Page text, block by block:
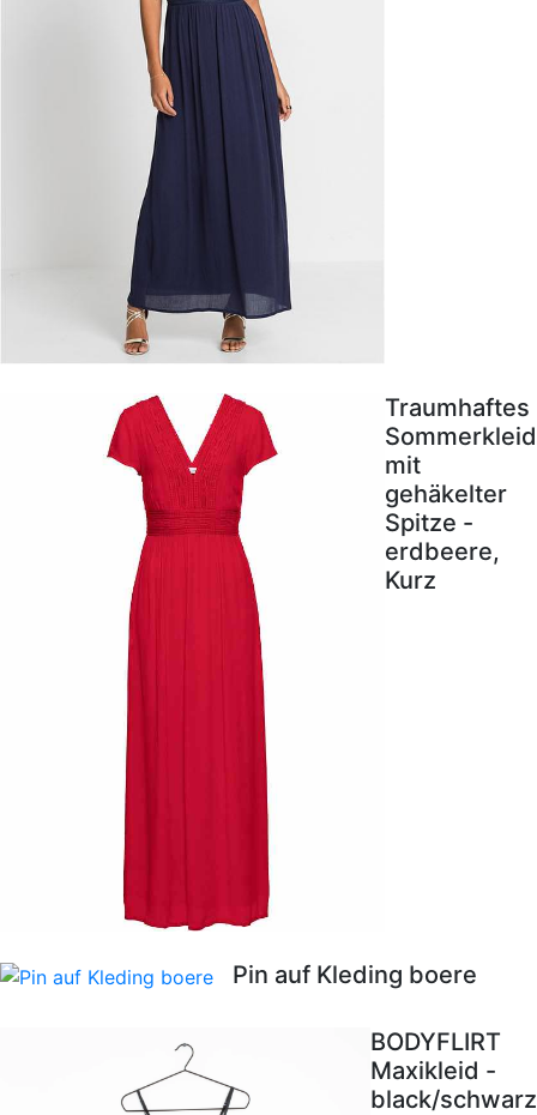
Traumhaftes
Sommerkleid
mit
gehäkelter
Spitze -
erdbeere,
Kurz
Pin auf Kleding boere
BODYFLIRT
Maxikleid -
black/schwarz